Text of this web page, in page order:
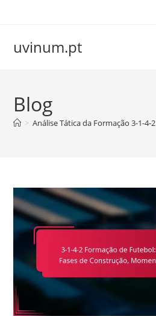
uvinum.pt
Blog
> Análise Tática da Formação 3-1-4-2